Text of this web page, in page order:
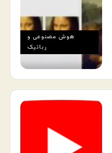
هوش مصنوعی و
رباتیک